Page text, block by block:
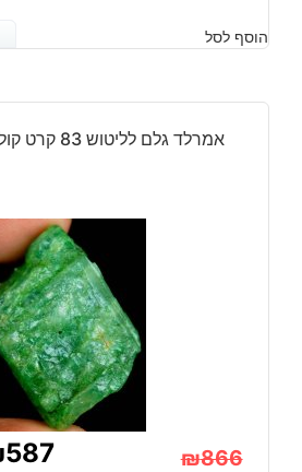
הוסף לסל
אמרלד גלם לליטוש 83 קרט קולומביה – תעודה
₪866
587